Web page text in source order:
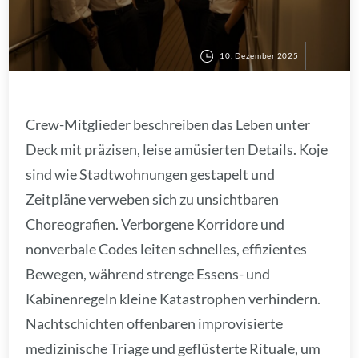
10. Dezember 2025
Crew-Mitglieder beschreiben das Leben unter
Deck mit präzisen, leise amüsierten Details. Koje
sind wie Stadtwohnungen gestapelt und
Zeitpläne verweben sich zu unsichtbaren
Choreografien. Verborgene Korridore und
nonverbale Codes leiten schnelles, effizientes
Bewegen, während strenge Essens- und
Kabinenregeln kleine Katastrophen verhindern.
Nachtschichten offenbaren improvisierte
medizinische Triage und geflüsterte Rituale, um